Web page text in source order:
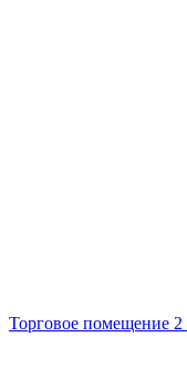
Торговое помещение